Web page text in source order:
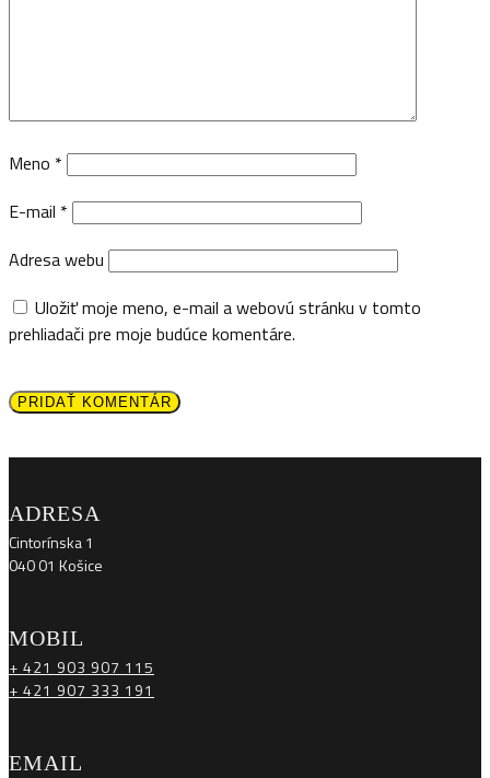
Meno *
E-mail *
Adresa webu
Uložiť moje meno, e-mail a webovú stránku v tomto
prehliadači pre moje budúce komentáre.
PRIDAŤ KOMENTÁR
ADRESA
Cintorínska 1
040 01 Košice
MOBIL
+ 421 903 907 115
+ 421 907 333 191
EMAIL